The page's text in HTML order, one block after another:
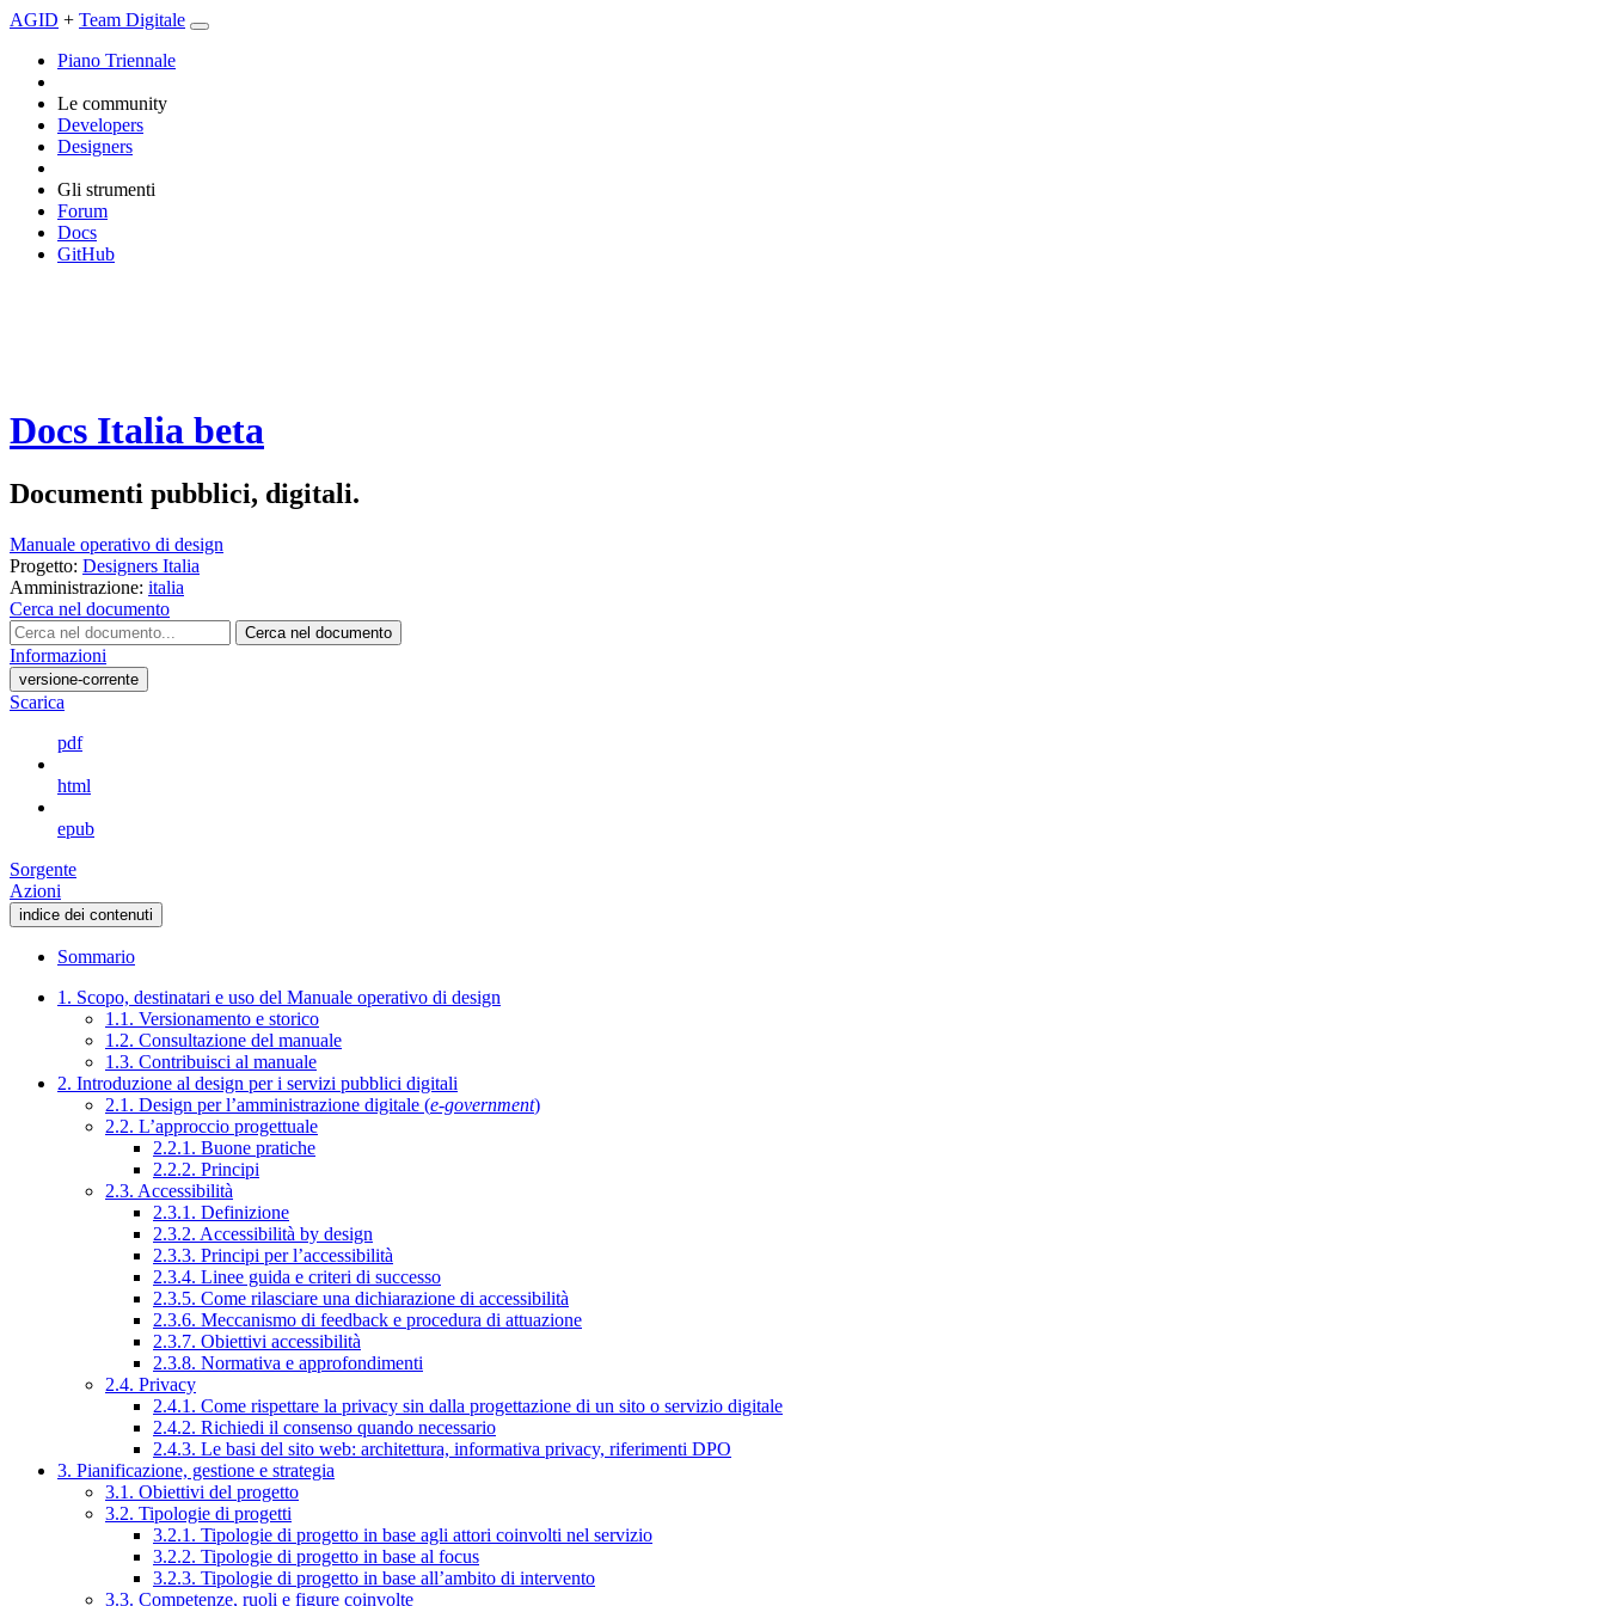
AGID + Team Digitale
Piano Triennale
Le community
Developers
Designers
Gli strumenti
Forum
Docs
GitHub
Docs Italia beta
Documenti pubblici, digitali.
Manuale operativo di design
Progetto: Designers Italia
Amministrazione: italia
Cerca nel documento
Cerca nel documento
Informazioni
versione-corrente
Scarica
pdf
html
epub
Sorgente
Azioni
indice dei contenuti
Sommario
1. Scopo, destinatari e uso del Manuale operativo di design
1.1. Versionamento e storico
1.2. Consultazione del manuale
1.3. Contribuisci al manuale
2. Introduzione al design per i servizi pubblici digitali
2.1. Design per l’amministrazione digitale (e-government)
2.2. L’approccio progettuale
2.2.1. Buone pratiche
2.2.2. Principi
2.3. Accessibilità
2.3.1. Definizione
2.3.2. Accessibilità by design
2.3.3. Principi per l’accessibilità
2.3.4. Linee guida e criteri di successo
2.3.5. Come rilasciare una dichiarazione di accessibilità
2.3.6. Meccanismo di feedback e procedura di attuazione
2.3.7. Obiettivi accessibilità
2.3.8. Normativa e approfondimenti
2.4. Privacy
2.4.1. Come rispettare la privacy sin dalla progettazione di un sito o servizio digitale
2.4.2. Richiedi il consenso quando necessario
2.4.3. Le basi del sito web: architettura, informativa privacy, riferimenti DPO
3. Pianificazione, gestione e strategia
3.1. Obiettivi del progetto
3.2. Tipologie di progetti
3.2.1. Tipologie di progetto in base agli attori coinvolti nel servizio
3.2.2. Tipologie di progetto in base al focus
3.2.3. Tipologie di progetto in base all’ambito di intervento
3.3. Competenze, ruoli e figure coinvolte